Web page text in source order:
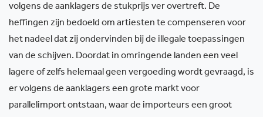
volgens de aanklagers de stukprijs ver overtreft. De
heffingen zijn bedoeld om artiesten te compenseren voor
het nadeel dat zij ondervinden bij de illegale toepassingen
van de schijven. Doordat in omringende landen een veel
lagere of zelfs helemaal geen vergoeding wordt gevraagd, is
er volgens de aanklagers een grote markt voor
parallelimport ontstaan, waar de importeurs een groot